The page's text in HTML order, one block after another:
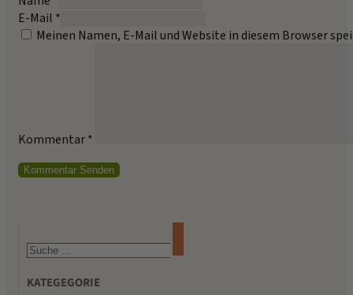
E-Mail *
Meinen Namen, E-Mail und Website in diesem Browser
Kommentar*
KATEGEGORIE